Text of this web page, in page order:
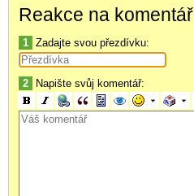
Reakce na komentář
1 Zadajte svou přezdívku:
2 Napište svůj komentář: